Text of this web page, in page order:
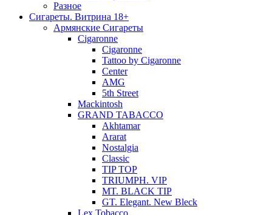
Разное
Сигареты. Витрина 18+
Армянские Сигареты
Cigaronne
Cigaronne
Tattoo by Cigaronne
Center
AMG
5th Street
Mackintosh
GRAND TABACCO
Akhtamar
Ararat
Nostalgia
Classic
TIP TOP
TRIUMPH. VIP
MT. BLACK TIP
GT. Elegant. New Bleck
Lex Tobacco